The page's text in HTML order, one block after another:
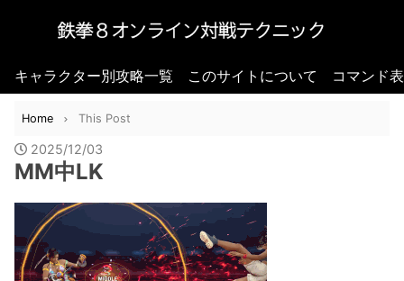
キャラクター別攻略一覧 このサイトについて コマンド
Home This Post
2025/12/03
MM中LK